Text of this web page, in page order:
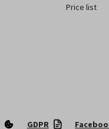
Price list
GDPR